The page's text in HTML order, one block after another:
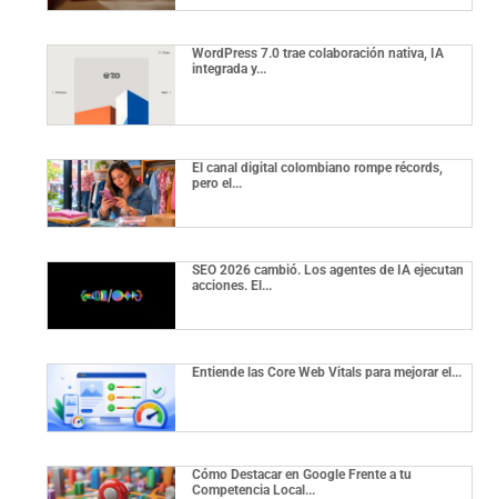
WordPress 7.0 trae colaboración nativa, IA
integrada y...
El canal digital colombiano rompe récords,
pero el...
SEO 2026 cambió. Los agentes de IA ejecutan
acciones. El...
Entiende las Core Web Vitals para mejorar el...
Cómo Destacar en Google Frente a tu
Competencia Local...